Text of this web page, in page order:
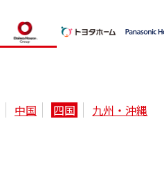
中国 四国 九州・沖縄